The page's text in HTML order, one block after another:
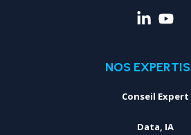
NOS
Conseil Expert
Data, IA